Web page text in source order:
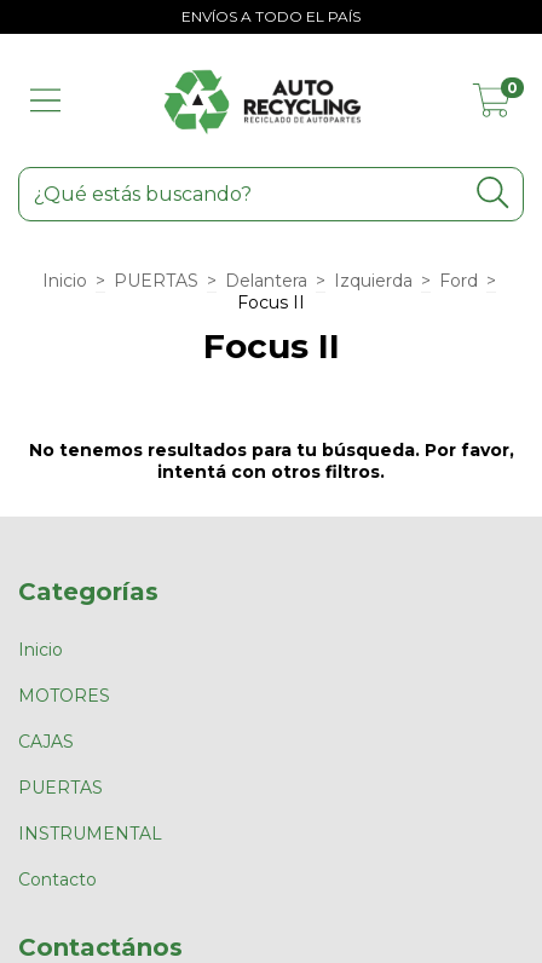
ENVÍOS A TODO EL PAÍS
0
Inicio > PUERTAS > Delantera > Izquierda > Ford >
Focus II
Focus II
No tenemos resultados para tu búsqueda. Por favor,
intentá con otros filtros.
Categorías
Inicio
MOTORES
CAJAS
PUERTAS
INSTRUMENTAL
Contacto
Contactános